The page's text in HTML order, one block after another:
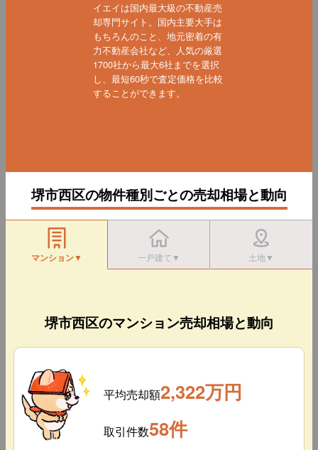
イエイは国内最大級の不動産売
却専門サイト。国内主要大手は
もちろんのこと、地元密着の有
力不動産会社など、人気の厳選
1700社から最大6社までを選択
し、最短60秒で査定価格を比較
することができます。
堺市西区の物件種別ごとの売却相場と動向
マンション▼ 一戸建て▼ 土地▼
堺市西区のマンション売却相場と動向
平均売却額2,322万円
取引件数58件